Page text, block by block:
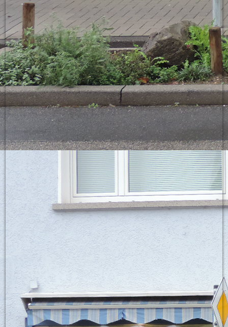
Warteraum1